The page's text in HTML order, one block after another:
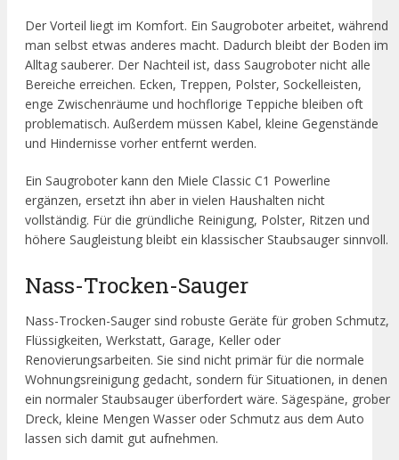
Der Vorteil liegt im Komfort. Ein Saugroboter arbeitet, während
man selbst etwas anderes macht. Dadurch bleibt der Boden im
Alltag sauberer. Der Nachteil ist, dass Saugroboter nicht alle
Bereiche erreichen. Ecken, Treppen, Polster, Sockelleisten,
enge Zwischenräume und hochflorige Teppiche bleiben oft
problematisch. Außerdem müssen Kabel, kleine Gegenstände
und Hindernisse vorher entfernt werden.
Ein Saugroboter kann den Miele Classic C1 Powerline
ergänzen, ersetzt ihn aber in vielen Haushalten nicht
vollständig. Für die gründliche Reinigung, Polster, Ritzen und
höhere Saugleistung bleibt ein klassischer Staubsauger sinnvoll.
Nass-Trocken-Sauger
Nass-Trocken-Sauger sind robuste Geräte für groben Schmutz,
Flüssigkeiten, Werkstatt, Garage, Keller oder
Renovierungsarbeiten. Sie sind nicht primär für die normale
Wohnungsreinigung gedacht, sondern für Situationen, in denen
ein normaler Staubsauger überfordert wäre. Sägespäne, grober
Dreck, kleine Mengen Wasser oder Schmutz aus dem Auto
lassen sich damit gut aufnehmen.